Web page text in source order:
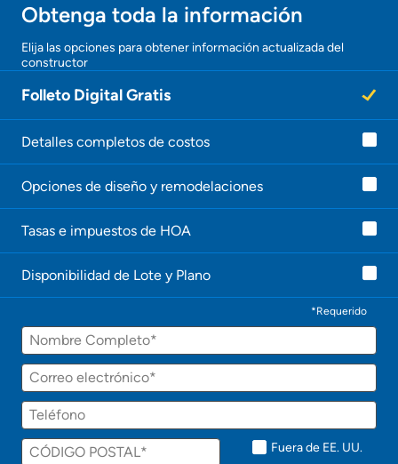
¡Gracias!
¡
n
e
e
c
t
r
á
r
n
t
Obtenga toda la información
Elija las opciones para obtener información actualizada del
constructor
Folleto Digital Gratis
Detalles completos de costos
Opciones de diseño y remodelaciones
Tasas e impuestos de HOA
Disponibilidad de Lote y Plano
*Requerido
Nombre
Correo
electrónico
Teléfono
Fuera de EE. UU.